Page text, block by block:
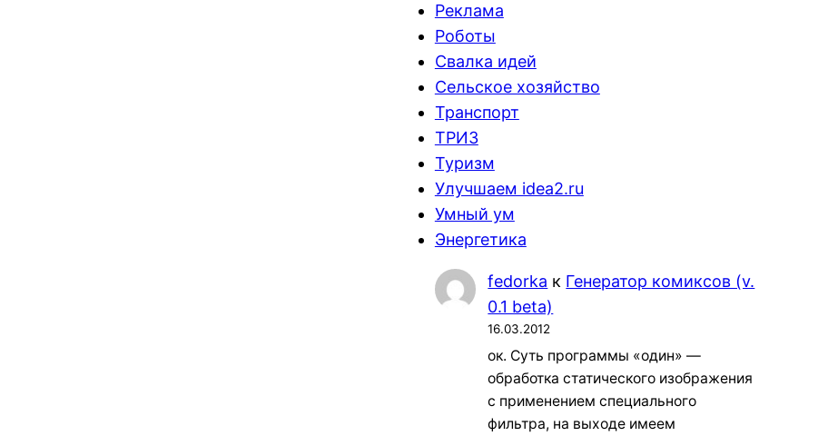
Реклама
Роботы
Свалка идей
Сельское хозяйство
Транспорт
ТРИЗ
Туризм
Улучшаем idea2.ru
Умный ум
Энергетика
fedorka к Генератор комиксов (v.
0.1 beta)
16.03.2012
ок. Суть программы «один» —
обработка статического изображения
с применением специального
фильтра, на выходе имеем